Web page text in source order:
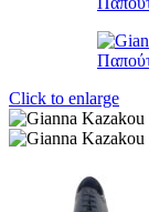
Click to enlarge